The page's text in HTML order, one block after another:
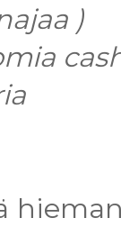
)